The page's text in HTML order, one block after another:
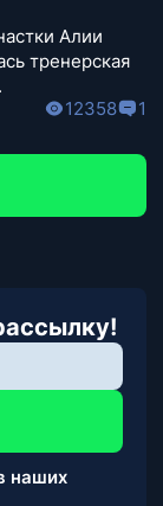
Алии
тренерская
12358 1
наших